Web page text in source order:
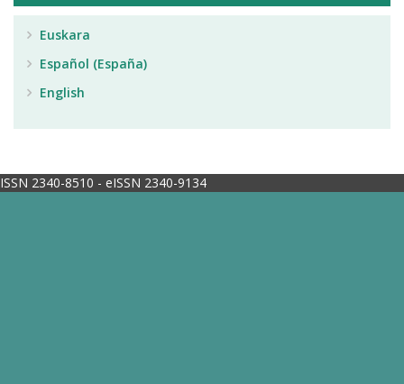
Euskara
Español (España)
English
ISSN 2340-8510 - eISSN 2340-9134